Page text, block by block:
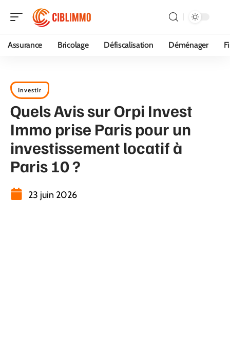
Assurance Bricolage Défiscalisation Déménager
Investir
Quels Avis sur Orpi Invest
Immo prise Paris pour un
investissement locatif à
Paris 10 ?
23 juin 2026